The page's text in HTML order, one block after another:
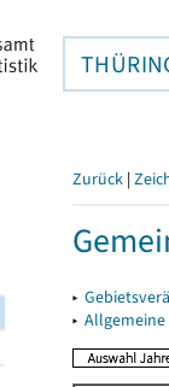
Zurück |
▸
▸